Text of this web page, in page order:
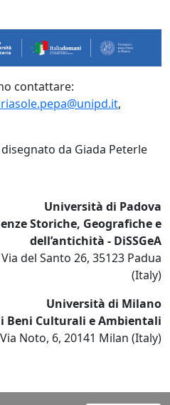
contattare:
,
da Giada Peterle
Università di Padova
Storiche, Geografiche e
dell’antichità - DiSSGeA
del Santo 26, 35123 Padua
(Italy)
Università di Milano
Beni Culturali e Ambientali
Via Noto, 6, 20141 Milan (Italy)